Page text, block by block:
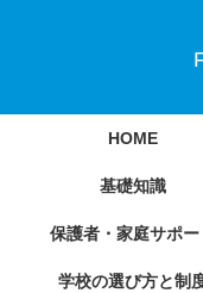
HOME
基礎知識
保護者・家庭サポー
学校の選び方と制